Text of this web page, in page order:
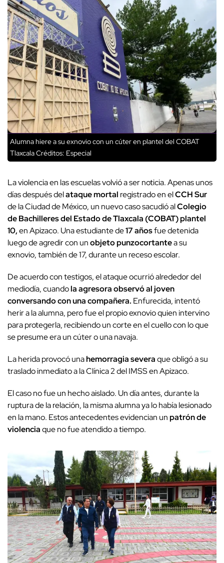
Alumna hiere a su exnovio con un cúter en plantel del COBAT
TlaxcalaCréditos: Especial
La violencia en las escuelas volvió a ser noticia. Apenas unos
días después delataque mortal registrado en elCCH Sur
de la Ciudad de México, un nuevo caso sacudió alColegio
de Bachilleres del Estado de Tlaxcala (COBAT) plantel
10,en Apizaco. Una estudiante de17 añosfue detenida
luego de agredir con unobjeto punzocortantea su
exnovio, también de 17, durante un receso escolar.
De acuerdo con testigos, el ataque ocurrió alrededor del
mediodía, cuandola agresora observó al joven
conversando con una compañera. Enfurecida, intentó
herir a la alumna, pero fue el propio exnovio quien intervino
para protegerla, recibiendo un corte en el cuello con lo que
se presume era un cúter o una navaja.
La herida provocó unahemorragia severaque obligó a su
traslado inmediato a la Clínica 2 del IMSS en Apizaco.
El caso no fue un hecho aislado. Un día antes, durante la
ruptura de la relación, la misma alumna ya lo había lesionado
en la mano. Estos antecedentes evidencian unpatrón de
violenciaque no fue atendido a tiempo.